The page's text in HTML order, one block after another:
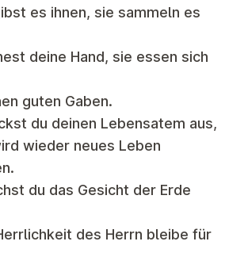
es ihnen, sie sammeln es
deine Hand, sie essen sich
guten Gaben.
du deinen Lebensatem aus,
wieder neues Leben
du das Gesicht der Erde
des Herrn bleibe für